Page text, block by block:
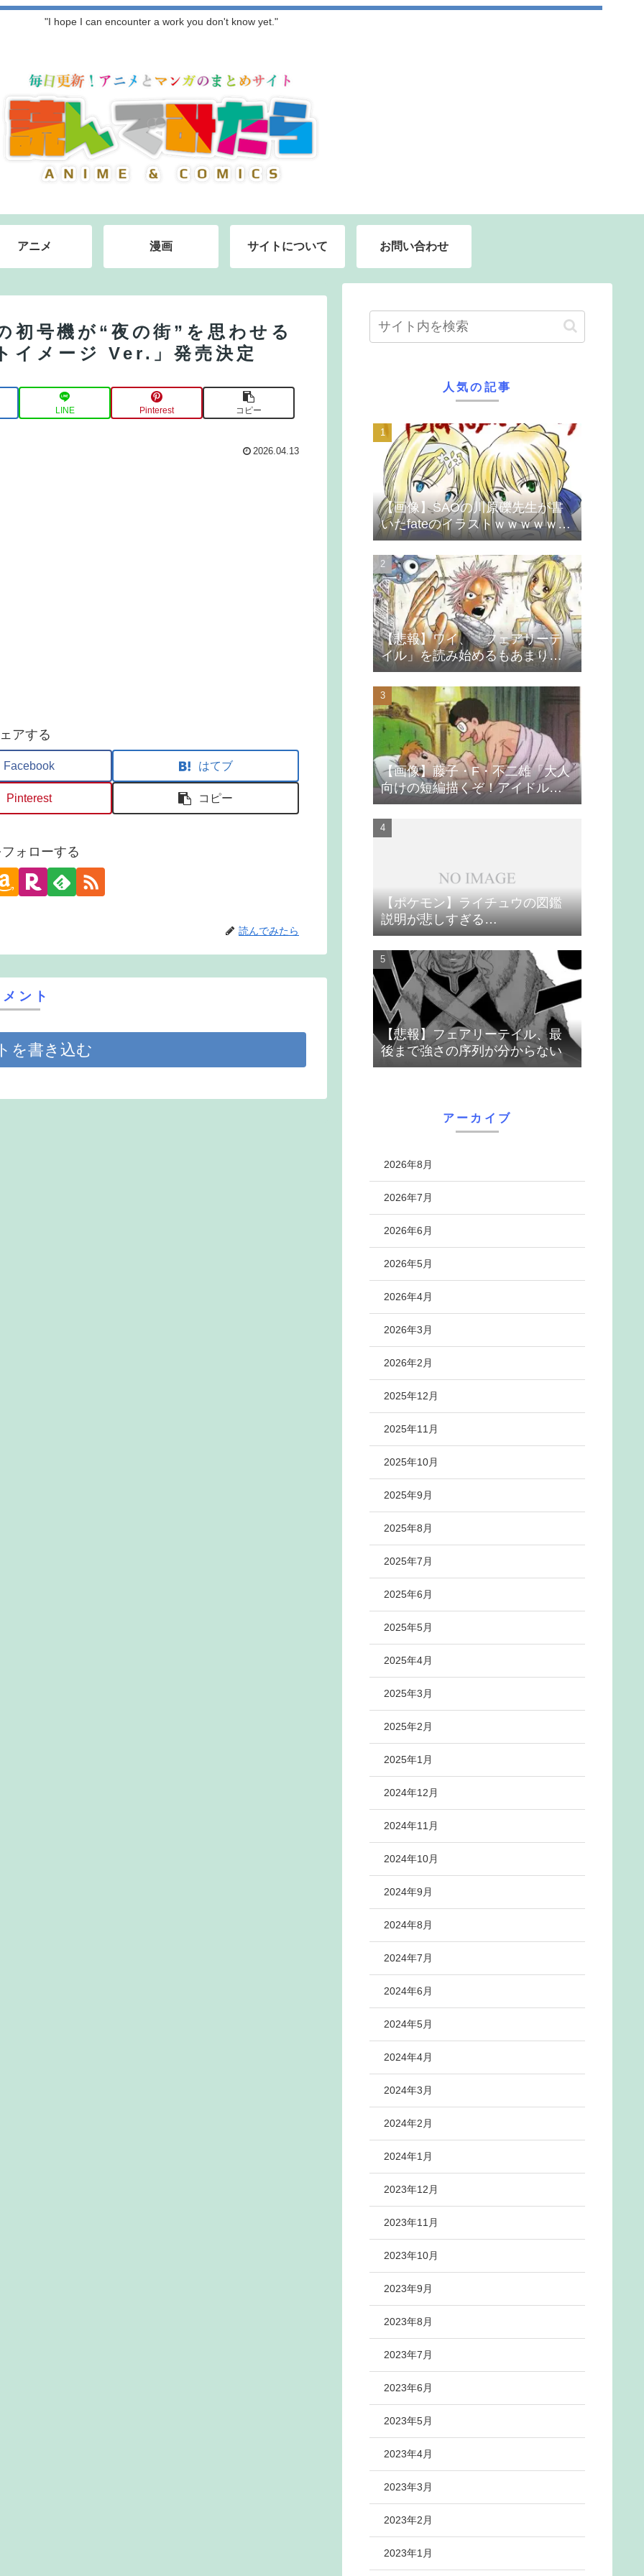
"I hope I can encounter a work you don't know yet."
アニメ 漫画 サイトについて お問い合わせ
号機が“夜の街”を思わせる
イメージ Ver.」発売決定
LINE Pinterest コピー
2026.04.13
アする
Facebook はてブ
Pinterest コピー
ォローする
読んでみたら
ント
を書き込む
人気の記事
【画像】SAOの川原礫先生が書
いたfateのイラストｗｗｗｗｗｗ
ｗｗｗ
【悲報】ワイ、「フェアリーテ
イル」を読み始めるもあまりの
つまらなさに挫折する
【画像】藤子・F・不二雄「大人
向けの短編描くぞ！アイドルが
無理やり抱かれるシーン入れ
よ」
【ポケモン】ライチュウの図鑑
説明が悲しすぎる…
【悲報】フェアリーテイル、最
後まで強さの序列が分からない
アーカイブ
2026年8月
2026年7月
2026年6月
2026年5月
2026年4月
2026年3月
2026年2月
2025年12月
2025年11月
2025年10月
2025年9月
2025年8月
2025年7月
2025年6月
2025年5月
2025年4月
2025年3月
2025年2月
2025年1月
2024年12月
2024年11月
2024年10月
2024年9月
2024年8月
2024年7月
2024年6月
2024年5月
2024年4月
2024年3月
2024年2月
2024年1月
2023年12月
2023年11月
2023年10月
2023年9月
2023年8月
2023年7月
2023年6月
2023年5月
2023年4月
2023年3月
2023年2月
2023年1月